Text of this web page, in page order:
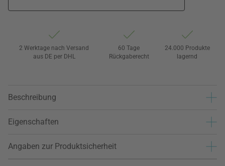
2 Werktage nach Versand
aus DE per DHL
60 Tage
Rückgaberecht
24.000 Produkte
lagernd
Beschreibung
Eigenschaften
Angaben zur Produktsicherheit